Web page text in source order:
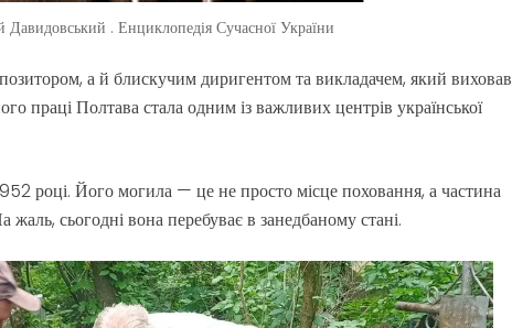
Давидовський . Енциклопедія Сучасної України
а й блискучим диригентом та викладачем, який виховав
праці Полтава стала одним із важливих центрів української
році. Його могила — це не просто місце поховання, а частина
жаль, сьогодні вона перебуває в занедбаному стані.